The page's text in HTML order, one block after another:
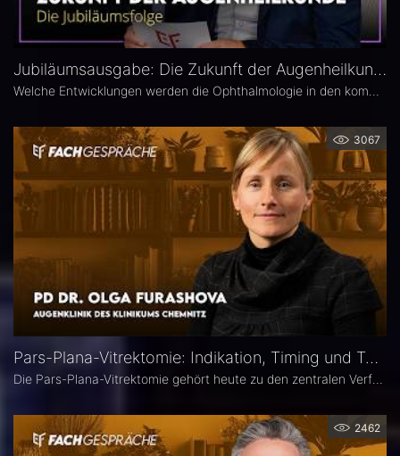
Jubiläumsausgabe: Die Zukunft der Augenheilkunde – Das 25. Ophthalmologische Quartett
3067
Pars-Plana-Vitrektomie: Indikation, Timing und Technik – PD Dr. Olga Furashova
2462